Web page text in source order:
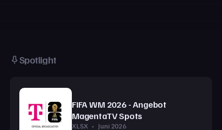
Spotlight
FIFA WM 2026 - Angebot
MagentaTV Spots
XLSX • Juni 2026